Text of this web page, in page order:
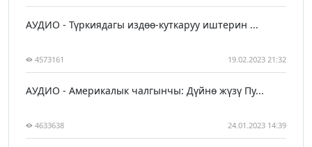
АУДИО - Түркиядагы издөө-куткаруу иштерин ...
4573161 19.02.2023 21:32
АУДИО - Америкалык чалгынчы: Дүйнө жүзү Пу...
4633638 24.01.2023 14:39